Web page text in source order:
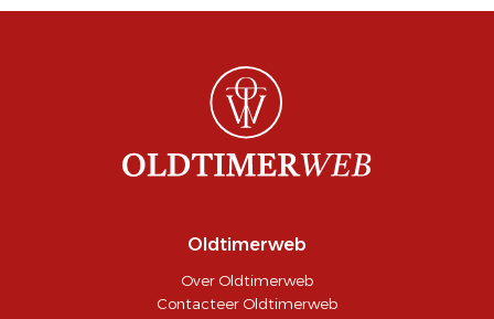
Oldtimerweb
Over Oldtimerweb
Contacteer Oldtimerweb